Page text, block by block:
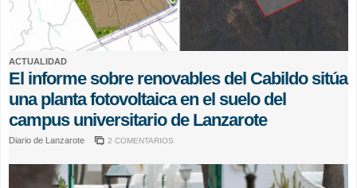
ACTUALIDAD
El informe sobre renovables del Cabildo sitúa
una planta fotovoltaica en el suelo del
campus universitario de Lanzarote
Diario de Lanzarote 2 COMENTARIOS